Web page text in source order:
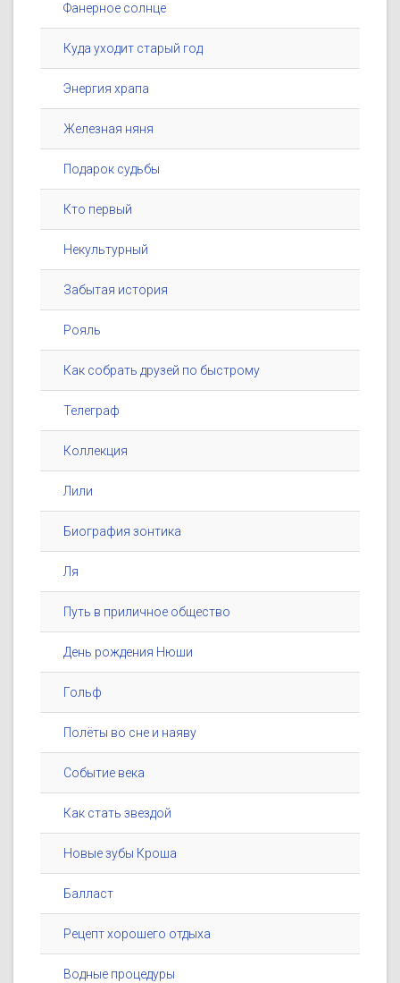
Фанерное солнце
Куда уходит старый год
Энергия храпа
Железная няня
Подарок судьбы
Кто первый
Некультурный
Забытая история
Рояль
Как собрать друзей по быстрому
Телеграф
Коллекция
Лили
Биография зонтика
Ля
Путь в приличное общество
День рождения Нюши
Гольф
Полёты во сне и наяву
Событие века
Как стать звездой
Новые зубы Кроша
Балласт
Рецепт хорошего отдыха
Водные процедуры